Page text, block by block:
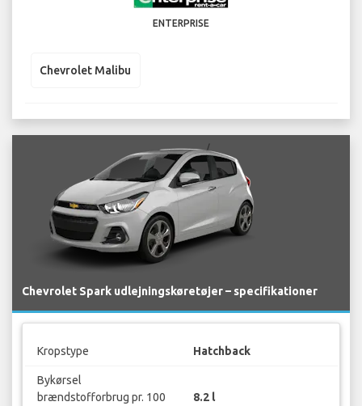
ENTERPRISE
Chevrolet Malibu
Chevrolet Spark udlejningskøretøjer – specifikationer
Kropstype Hatchback
Bykørsel
brændstofforbrug pr. 100
8.2 l